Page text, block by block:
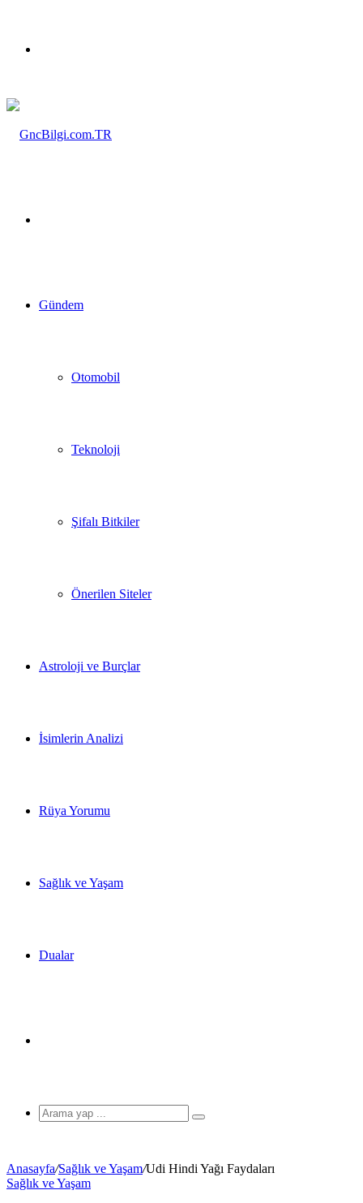
Gündem
Otomobil
Teknoloji
Şifalı Bitkiler
Önerilen Siteler
Astroloji ve Burçlar
İsimlerin Analizi
Rüya Yorumu
Sağlık ve Yaşam
Dualar
görünümü
değiştir
Arama
Anasayfa/Sağlık ve Yaşam/Udi Hindi Yağı Faydaları
Sağlık ve Yaşam